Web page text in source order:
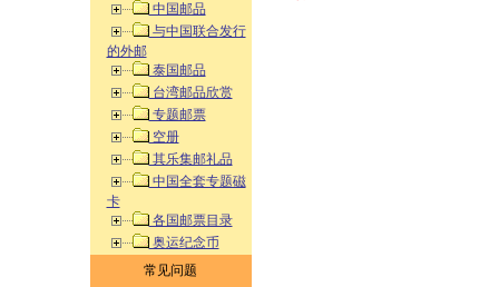
中国邮品
与中国联合发行
的外邮
泰国邮品
台湾邮品欣赏
专题邮票
空册
其乐集邮礼品
中国全套专题磁
卡
各国邮票目录
奥运纪念币
常见问题